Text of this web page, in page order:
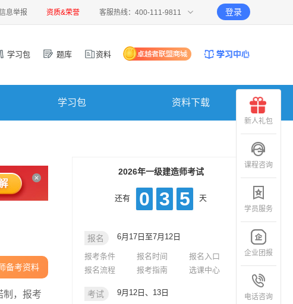
息举报 资质&荣誉 客服热线：400-111-9811 登录
学习包 题库 资料
学习包 资料下载
备考资料
制，报考
2026年一级建造师考试
还有 0 3 5 天
报名 6月17日至7月12日
报考条件 报名时间
报名入口
报名流程
报考指南 选课中心
考试 9月12日、13日
新人礼包
课程咨询
学员服务
企业团报
电话咨询